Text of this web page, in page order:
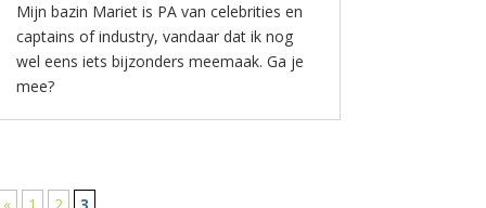
Mijn bazin Mariet is PA van celebrities en
captains of industry, vandaar dat ik nog
wel eens iets bijzonders meemaak. Ga je
mee?